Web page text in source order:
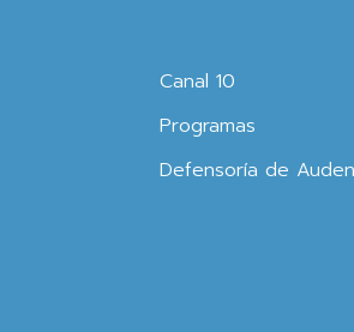
Canal 10
Programas
Defensoría de